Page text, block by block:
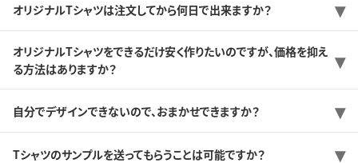
オリジナルTシャツは注文してから何日で出来ますか？
オリジナルTシャツをできるだけ安く作りたいのですが、価格を抑え
る方法はありますか？
自分でデザインできないので、おまかせできますか？
Tシャツのサンプルを送ってもらうことは可能ですか？